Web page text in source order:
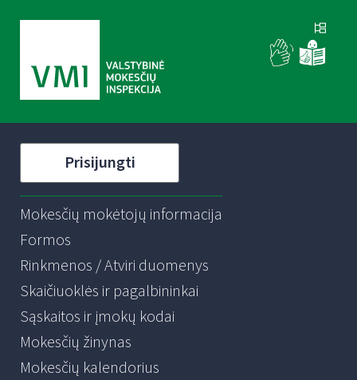
Prisijungti
Mokesčių mokėtojų informacija
Formos
Rinkmenos / Atviri duomenys
Skaičiuoklės ir pagalbininkai
Sąskaitos ir įmokų kodai
Mokesčių žinynas
Mokesčių kalendorius